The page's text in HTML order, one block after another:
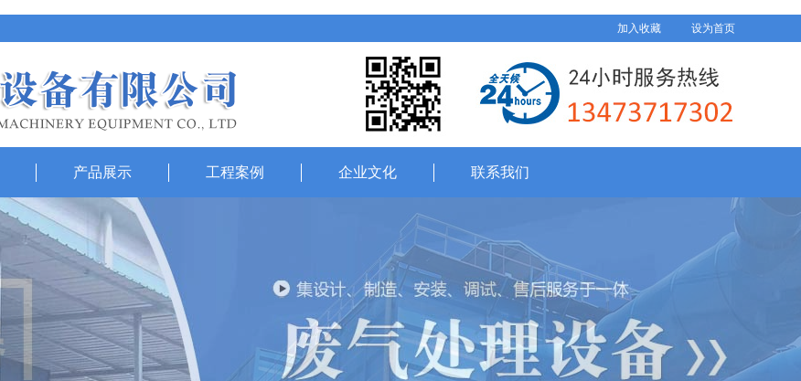
加入收藏 设为首页
产品展示 工程案例 企业文化 联系我们